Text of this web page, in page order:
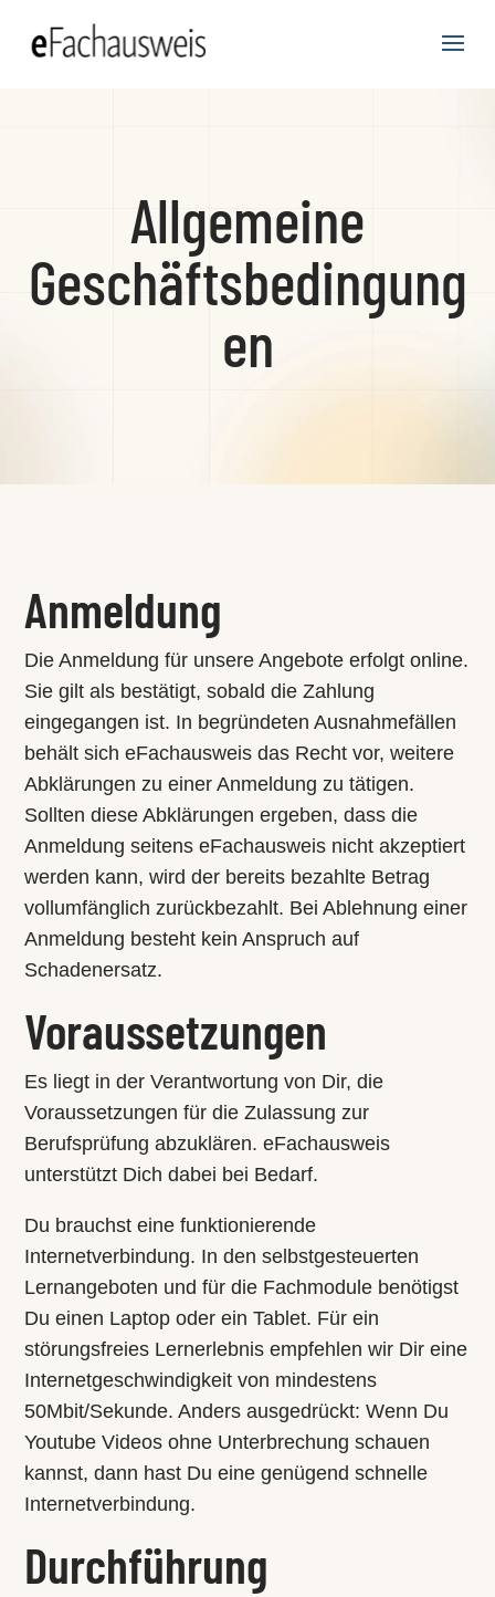
Allgemeine
Geschäftsbedingung
en
Anmeldung
Die Anmeldung für unsere Angebote erfolgt online.
Sie gilt als bestätigt, sobald die Zahlung
eingegangen ist. In begründeten Ausnahmefällen
behält sich eFachausweis das Recht vor, weitere
Abklärungen zu einer Anmeldung zu tätigen.
Sollten diese Abklärungen ergeben, dass die
Anmeldung seitens eFachausweis nicht akzeptiert
werden kann, wird der bereits bezahlte Betrag
vollumfänglich zurückbezahlt. Bei Ablehnung einer
Anmeldung besteht kein Anspruch auf
Schadenersatz.
Voraussetzungen
Es liegt in der Verantwortung von Dir, die
Voraussetzungen für die Zulassung zur
Berufsprüfung abzuklären. eFachausweis
unterstützt Dich dabei bei Bedarf.
Du brauchst eine funktionierende
Internetverbindung. In den selbstgesteuerten
Lernangeboten und für die Fachmodule benötigst
Du einen Laptop oder ein Tablet. Für ein
störungsfreies Lernerlebnis empfehlen wir Dir eine
Internetgeschwindigkeit von mindestens
50Mbit/Sekunde. Anders ausgedrückt: Wenn Du
Youtube Videos ohne Unterbrechung schauen
kannst, dann hast Du eine genügend schnelle
Internetverbindung.
Durchführung